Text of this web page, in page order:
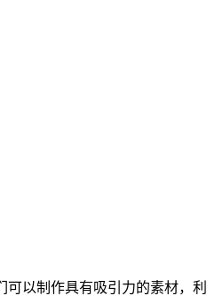
以制作具有吸引力的素材，